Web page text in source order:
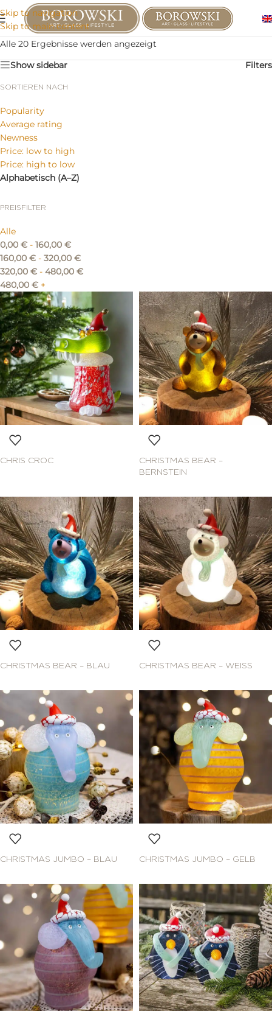
Skip to navigation
Skip to main content
Alle 20 Ergebnisse werden angezeigt
Show sidebar
Filters
SORTIEREN NACH
Popularity
Average rating
Newness
Price: low to high
Price: high to low
Alphabetisch (A–Z)
PREISFILTER
Alle
0,00 € - 160,00 €
160,00 € - 320,00 €
320,00 € - 480,00 €
480,00 € +
CHRIS CROC
CHRISTMAS BEAR –
BERNSTEIN
CHRISTMAS BEAR – BLAU CHRISTMAS BEAR – WEISS
CHRISTMAS JUMBO – BLAU CHRISTMAS JUMBO – GELB